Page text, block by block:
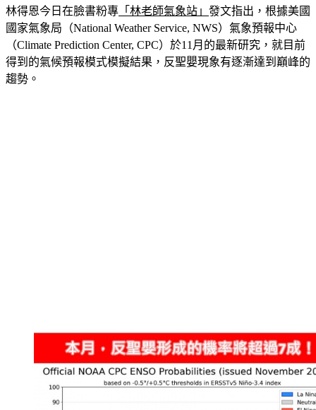
國家氣象局（National Weather Service, NWS）氣象預報中心
（Climate Prediction Center, CPC）於11月的最新研究，就目前
得到的氣候預報模式模擬結果，反聖嬰現象有逐漸達到巔峰的
趨勢。